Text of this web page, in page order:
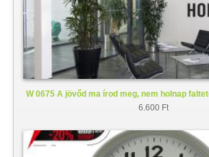
W 0675 A jövőd ma írod meg, nem holnap
6.600 Ft